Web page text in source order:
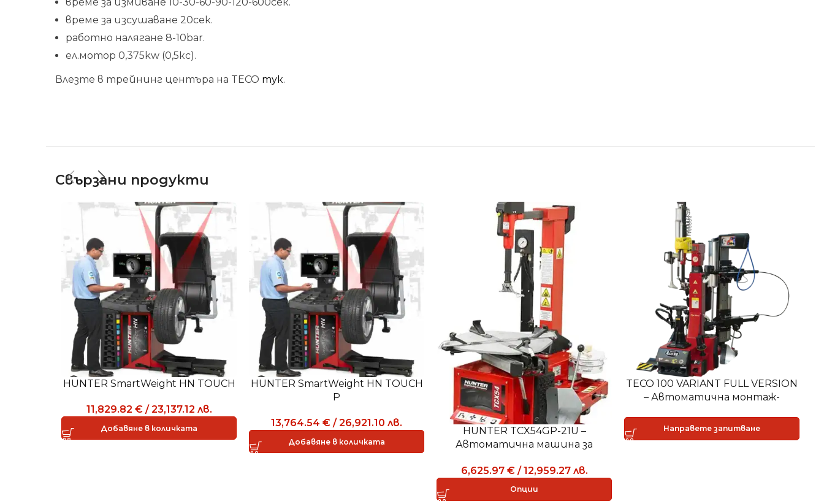
време за изсушаване 20сек.
работно налягане 8-10bar.
ел.мотор 0,375kw (0,5кс).
Влезте в трейнинг центъра на TECO тук.
Свързани продукти
HUNTER SmartWeight HN TOUCH
11,829.82 € /23,137.12 лв.
Добавяне в количката
HUNTER SmartWeight HN TOUCH
P
13,764.54 € /26,921.10 лв.
Добавяне в количката
HUNTER TCX54GP-21U –
Автоматична машина за
6,625.97 € /12,959.27 лв.
Опции
TECO 100 VARIANT FULL VERSION
– Автоматична монтаж-
Направете запитване